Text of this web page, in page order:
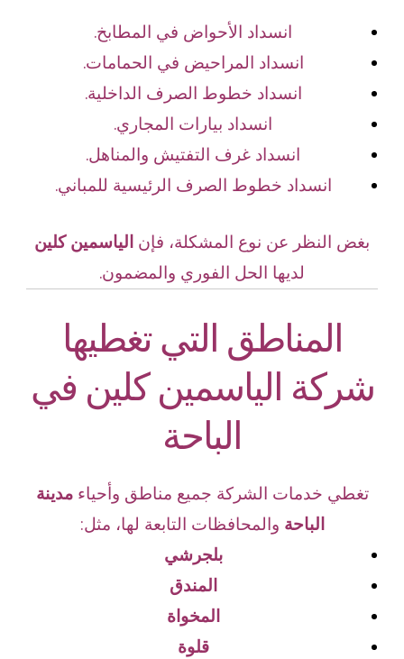
انسداد الأحواض في المطابخ.
انسداد المراحيض في الحمامات.
انسداد خطوط الصرف الداخلية.
انسداد بيارات المجاري.
انسداد غرف التفتيش والمناهل.
انسداد خطوط الصرف الرئيسية للمباني.
بغض النظر عن نوع المشكلة، فإن الياسمين كلين
لديها الحل الفوري والمضمون.
المناطق التي تغطيها
شركة الياسمين كلين في
الباحة
تغطي خدمات الشركة جميع مناطق وأحياءمدينة
الباحة والمحافظات التابعة لها، مثل:
بلجرشي
المندق
المخواة
قلوة